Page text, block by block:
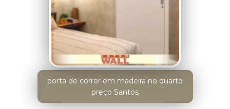
porta de correr em madeira no quarto
preço Santos